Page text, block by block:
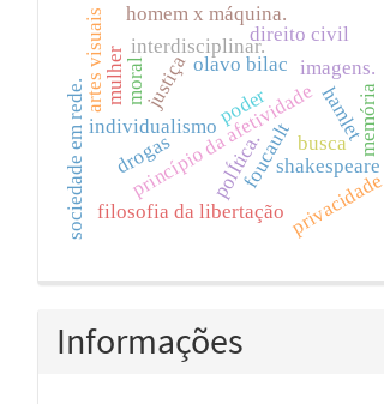
olavo bilac
poder
foucault
hamlet
shakespeare
princípio da afetividade memória
interdisciplinar.
individualismo
justiça
filosofia da libertação
direito civil
polÍtica.
moral
sociedade em rede. privacidade
drogas
imagens.
artes visuais homem x máquina.
busca
mulher
Informações